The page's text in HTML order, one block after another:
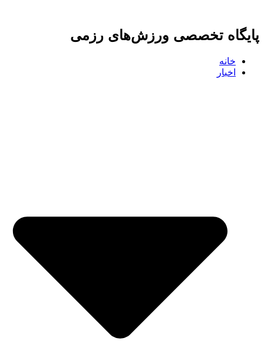
محتوا
پایگاه تخصصی ورزش‌های رزمی
خانه
اخبار